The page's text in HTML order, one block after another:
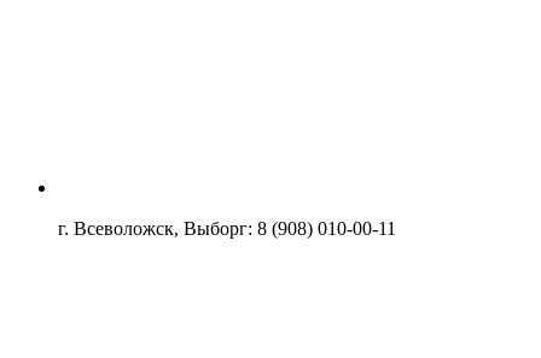
г. Всеволожск, Выборг: 8 (908) 010-00-11